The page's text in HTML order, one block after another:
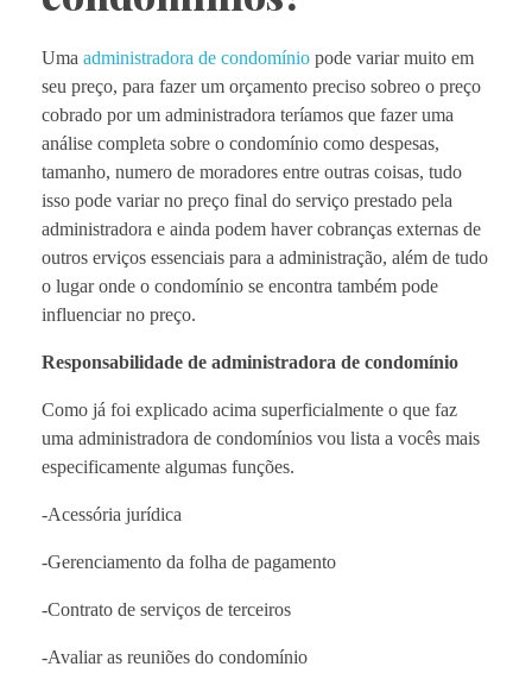
Uma administradora de condomínio pode variar muito em
seu preço, para fazer um orçamento preciso sobreo o preço
cobrado por um administradora teríamos que fazer uma
análise completa sobre o condomínio como despesas,
tamanho, numero de moradores entre outras coisas, tudo
isso pode variar no preço final do serviço prestado pela
administradora e ainda podem haver cobranças externas de
outros erviços essenciais para a administração, além de tudo
o lugar onde o condomínio se encontra também pode
influenciar no preço.
Responsabilidade de administradora de condomínio
Como já foi explicado acima superficialmente o que faz
uma administradora de condomínios vou lista a vocês mais
especificamente algumas funções.
-Acessória jurídica
-Gerenciamento da folha de pagamento
-Contrato de serviços de terceiros
-Avaliar as reuniões do condomínio